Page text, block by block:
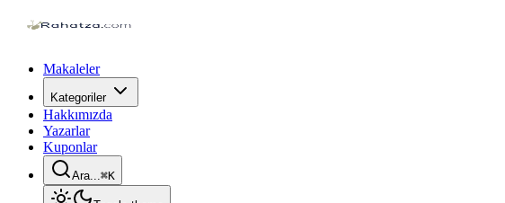
Makaleler
Kategoriler
Hakkımızda
Yazarlar
Kuponlar
Ara...⌘K